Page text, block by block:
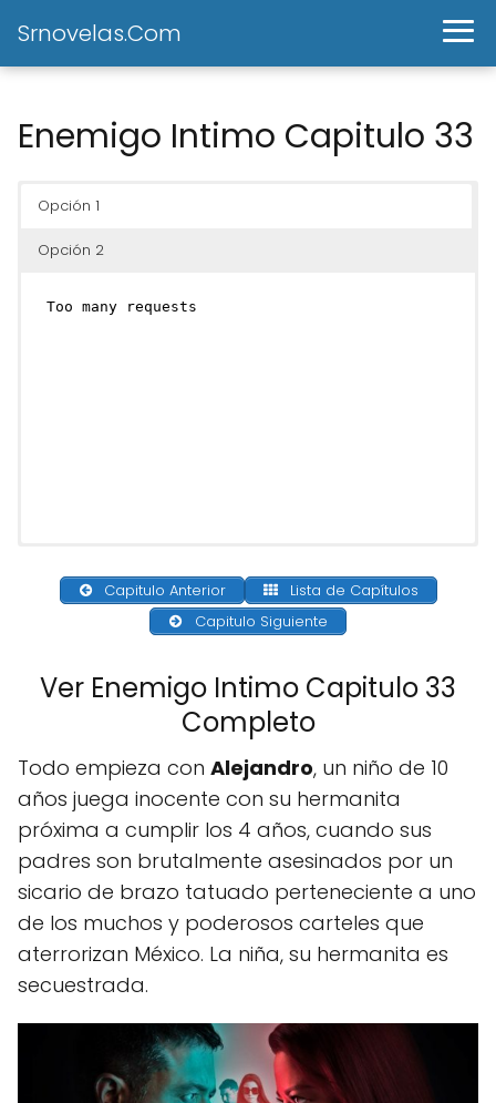
Srnovelas.Com
Enemigo Intimo Capitulo 33
Opción 1
Opción 2
Capitulo Anterior
Lista de Capítulos
Capitulo Siguiente
Ver Enemigo Intimo Capitulo 33
Completo
Todo empieza con Alejandro, un niño de 10
años juega inocente con su hermanita
próxima a cumplir los 4 años, cuando sus
padres son brutalmente asesinados por un
sicario de brazo tatuado perteneciente a uno
de los muchos y poderosos carteles que
aterrorizan México. La niña, su hermanita es
secuestrada.